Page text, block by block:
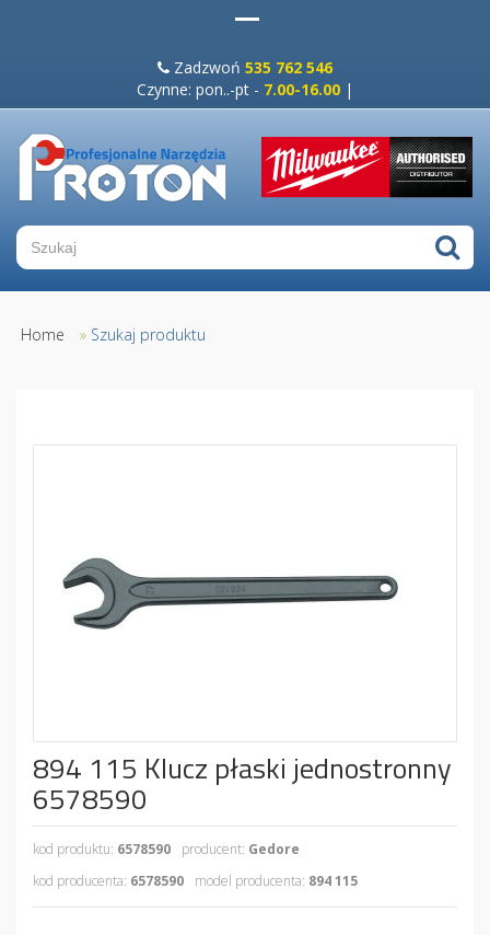
Zadzwoń 535 762 546
Czynne: pon..-pt - 7.00-16.00 |
Home » Szukaj produktu
894 115 Klucz płaski jednostronny
6578590
kod produktu: 6578590 producent: Gedore
kod producenta: 6578590 model producenta: 894 115